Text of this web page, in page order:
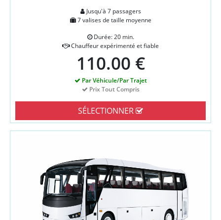
Jusqu'à 7 passagers
7 valises de taille moyenne
Durée: 20 min.
Chauffeur expérimenté et fiable
110.00 €
Par Véhicule/Par Trajet
Prix Tout Compris
SÉLECTIONNER